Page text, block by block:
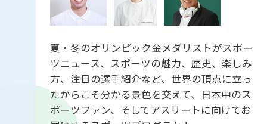
夏・冬のオリンピック金メダリストがスポー
ツニュース、スポーツの魅力、歴史、楽しみ
方、注目の選手紹介など、世界の頂点に立っ
たからこそ分かる景色を交えて、日本中のス
ポーツファン、そしてアスリートに向けてお